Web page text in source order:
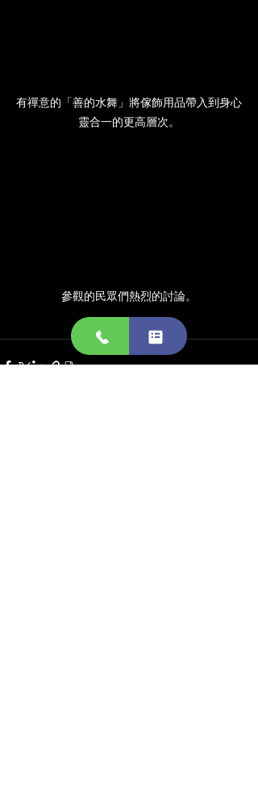
有禪意的「善的水舞」將傢飾用品帶入到身心
靈合一的更高層次。
參觀的民眾們熱烈的討論。